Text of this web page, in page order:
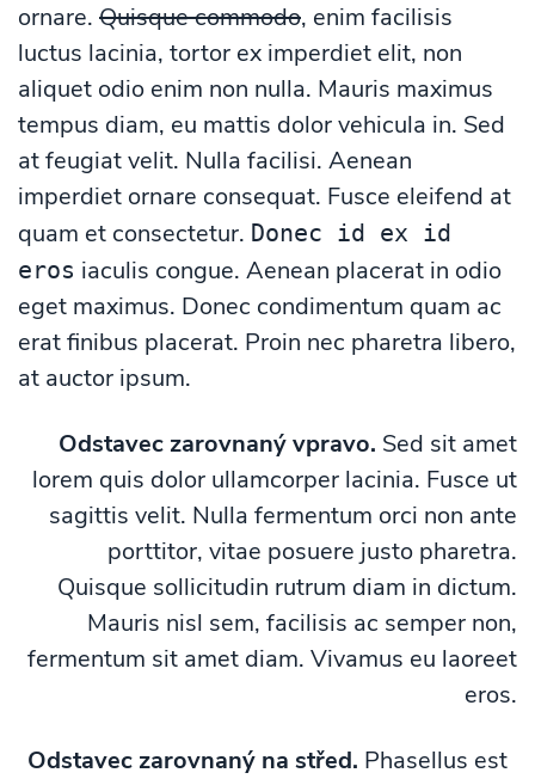
ornare. Quisque commodo, enim facilisis
luctus lacinia, tortor ex imperdiet elit, non
aliquet odio enim non nulla. Mauris maximus
tempus diam, eu mattis dolor vehicula in. Sed
at feugiat velit. Nulla facilisi. Aenean
imperdiet ornare consequat. Fusce eleifend at
quam et consectetur. Donec id ex id
eros iaculis congue. Aenean placerat in odio
eget maximus. Donec condimentum quam ac
erat finibus placerat. Proin nec pharetra libero,
at auctor ipsum.
Odstavec zarovnaný vpravo. Sed sit amet
lorem quis dolor ullamcorper lacinia. Fusce ut
sagittis velit. Nulla fermentum orci non ante
porttitor, vitae posuere justo pharetra.
Quisque sollicitudin rutrum diam in dictum.
Mauris nisl sem, facilisis ac semper non,
fermentum sit amet diam. Vivamus eu laoreet
eros.
Odstavec zarovnaný na střed. Phasellus est